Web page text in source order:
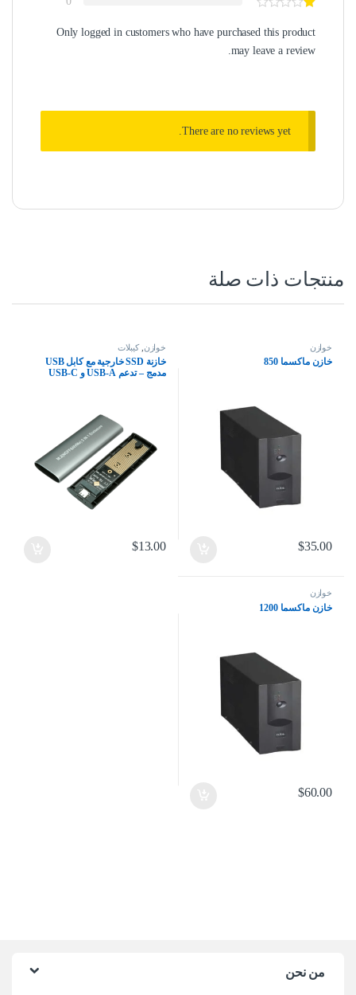
Only logged in customers who have purchased this product
may leave a review.
There are no reviews yet.
منتجات ذات صلة
خوازن
خازن ماكسما 850
$35.00
خوازن ,كيبلات
خازنة SSD خارجية مع كابل USB
مدمج – تدعم USB-A و USB-C
$13.00
خوازن
خازن ماكسما 1200
$60.00
من نحن